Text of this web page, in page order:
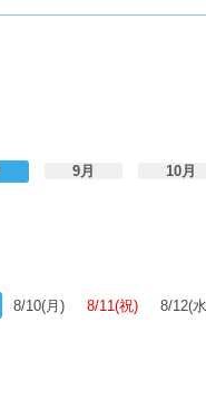
9月 10月
8/10(月) 8/11(祝) 8/12(